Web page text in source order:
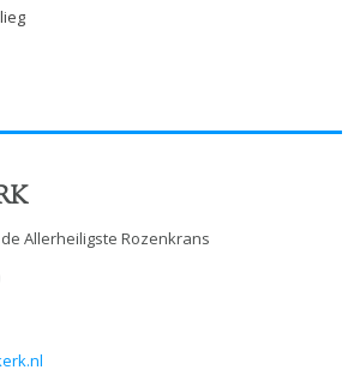
Allerheiligste Rozenkrans